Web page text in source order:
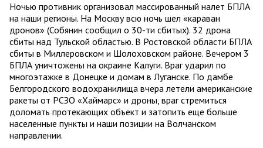
Ночью противник организовал массированный налет БПЛА
на наши регионы. На Москву всю ночь шел «караван
дронов» (Собянин сообщил о 30-ти сбитых). 32 дрона
сбиты над Тульской областью. В Ростовской области БПЛА
сбиты в Миллеровском и Шолоховском районе. Вечером 3
БПЛА уничтожены на окраине Калуги. Враг ударил по
многоэтажке в Донецке и домам в Луганске. По дамбе
Белгородского водохранилища вчера летели американские
ракеты от РСЗО «Хаймарс» и дроны, враг стремиться
доломать протекающих объект и затопить еще больше
населенные пункты и наши позиции на Волчанском
направлении.